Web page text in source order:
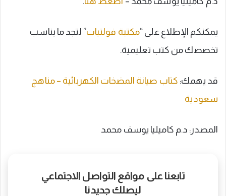
يمكنكم الإطلاع على “مكتبة فولتيات” لتجد ما يناسب
تخصصك من كتب تعليمية.
قد يهمك: كتاب صيانة المضخات الكهربائية – مناهج
سعودية
المصدر: د.م كاميليا يوسف محمد
تابعنا على مواقع التواصل الاجتماعي
ليصلك جديدنا